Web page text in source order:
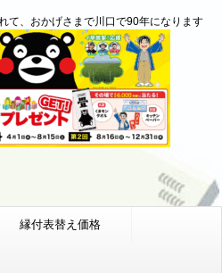
て、おかげさまで川口で90年になります
縁付表替え価格